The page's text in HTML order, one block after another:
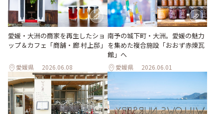
愛媛・大洲の商家を再生したショ
ップ＆カフェ「商舗・廊 村上邸」
愛媛県 2026.06.08
南予の城下町・大洲。愛媛の魅力
を集めた複合施設「おおず赤煉瓦
館」へ
愛媛県 2026.06.01